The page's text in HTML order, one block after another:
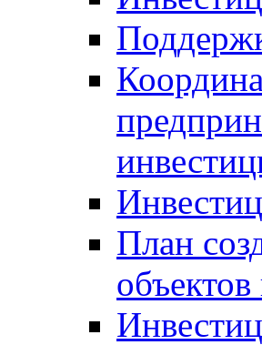
План